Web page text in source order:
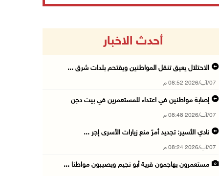
أحدث الاخبار
الاحتلال يعيق تنقل المواطنين ويقتحم بلدات شرق ...
07/آب/2026 08:52 م
إصابة مواطنين في اعتداء للمستعمرين في بيت دجن
07/آب/2026 08:48 م
نادي الأسير: تجديد أمرَ منع زيارات الأسرى إجر ...
07/آب/2026 08:24 م
مستعمرون يهاجمون قرية أبو نجيم ويصيبون مواطنا ...